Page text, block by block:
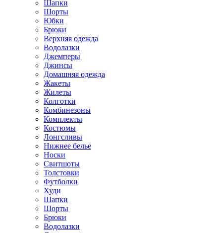
Шапки
Шорты
Юбки
Брюки
Верхняя одежда
Водолазки
Джемперы
Джинсы
Домашняя одежда
Жакеты
Жилеты
Колготки
Комбинезоны
Комплекты
Костюмы
Лонгсливы
Нижнее белье
Носки
Свитшоты
Толстовки
Футболки
Худи
Шапки
Шорты
Брюки
Водолазки